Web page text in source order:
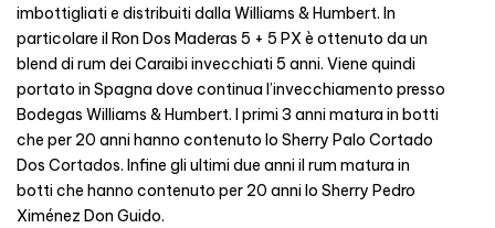
imbottigliati e distribuiti dalla Williams & Humbert. In
particolare il Ron Dos Maderas 5 + 5 PX è ottenuto da un
blend di rum dei Caraibi invecchiati 5 anni. Viene quindi
portato in Spagna dove continua l’invecchiamento presso
Bodegas Williams & Humbert. I primi 3 anni matura in botti
che per 20 anni hanno contenuto lo Sherry Palo Cortado
Dos Cortados. Infine gli ultimi due anni il rum matura in
botti che hanno contenuto per 20 anni lo Sherry Pedro
Ximénez Don Guido.